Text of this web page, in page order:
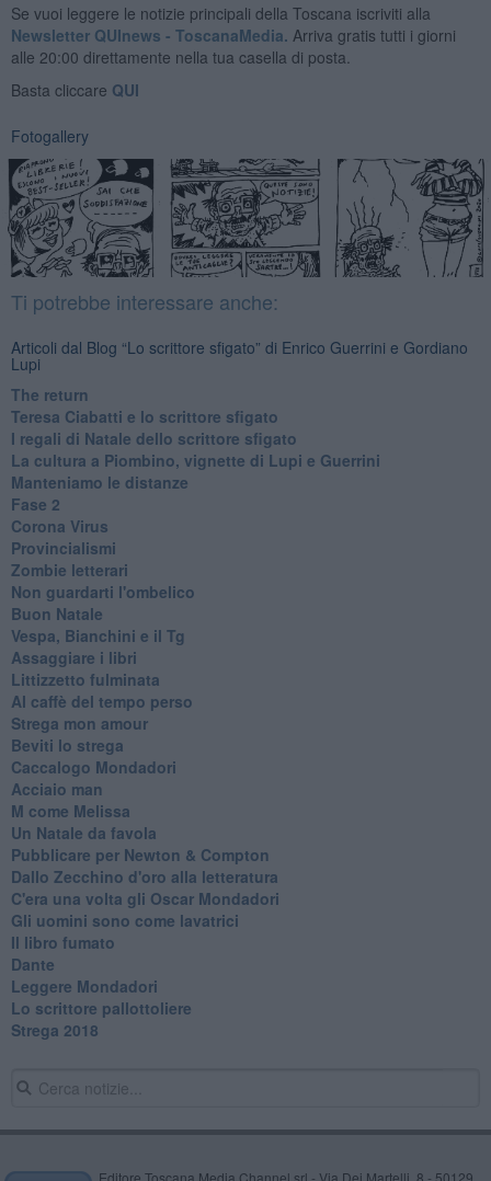
Se vuoi leggere le notizie principali della Toscana iscriviti alla
Newsletter QUInews - ToscanaMedia. Arriva gratis tutti i giorni
alle 20:00 direttamente nella tua casella di posta.
Basta cliccare QUI
Fotogallery
Ti potrebbe interessare anche:
Articoli dal Blog “Lo scrittore sfigato” di Enrico Guerrini e Gordiano
Lupi
The return
Teresa Ciabatti e lo scrittore sfigato
I regali di Natale dello scrittore sfigato
La cultura a Piombino, vignette di Lupi e Guerrini
Manteniamo le distanze
Fase 2
Corona Virus
Provincialismi
Zombie letterari
Non guardarti l'ombelico
Buon Natale
Vespa, Bianchini e il Tg
Assaggiare i libri
Littizzetto fulminata
Al caffè del tempo perso
Strega mon amour
Beviti lo strega
Caccalogo Mondadori
Acciaio man
M come Melissa
Un Natale da favola
Pubblicare per Newton & Compton
Dallo Zecchino d'oro alla letteratura
C'era una volta gli Oscar Mondadori
Gli uomini sono come lavatrici
Il libro fumato
Dante
Leggere Mondadori
Lo scrittore pallottoliere
Strega 2018
Editore Toscana Media Channel srl - Via Dei Martelli, 8 - 50129